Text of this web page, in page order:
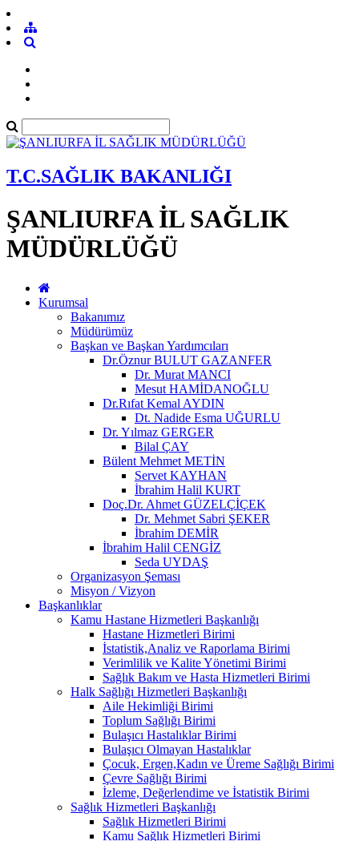
T.C.SAĞLIK BAKANLIĞI
ŞANLIURFA İL SAĞLIK
MÜDÜRLÜĞÜ
Kurumsal
Bakanımız
Müdürümüz
Başkan ve Başkan Yardımcıları
Dr.Öznur BULUT GAZANFER
Dr. Murat MANCI
Mesut HAMİDANOĞLU
Dr.Rıfat Kemal AYDIN
Dt. Nadide Esma UĞURLU
Dr. Yılmaz GERGER
Bilal ÇAY
Bülent Mehmet METİN
Servet KAYHAN
İbrahim Halil KURT
Doç.Dr. Ahmet GÜZELÇİÇEK
Dr. Mehmet Sabri ŞEKER
İbrahim DEMİR
İbrahim Halil CENGİZ
Seda UYDAŞ
Organizasyon Şeması
Misyon / Vizyon
Başkanlıklar
Kamu Hastane Hizmetleri Başkanlığı
Hastane Hizmetleri Birimi
İstatistik,Analiz ve Raporlama Birimi
Verimlilik ve Kalite Yönetimi Birimi
Sağlık Bakım ve Hasta Hizmetleri Birimi
Halk Sağlığı Hizmetleri Başkanlığı
Aile Hekimliği Birimi
Toplum Sağlığı Birimi
Bulaşıcı Hastalıklar Birimi
Bulaşıcı Olmayan Hastalıklar
Çocuk, Ergen,Kadın ve Üreme Sağlığı Birimi
Çevre Sağlığı Birimi
İzleme, Değerlendime ve İstatistik Birimi
Sağlık Hizmetleri Başkanlığı
Sağlık Hizmetleri Birimi
Kamu Sağlık Hizmetleri Birimi